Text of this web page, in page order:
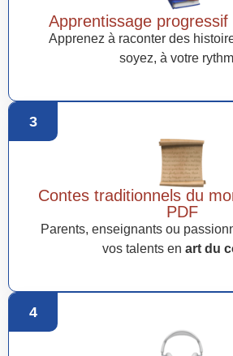
Apprentissage
Apprenez à raconter des
soyez, à votre
3
Contes traditionnels du
PDF
Parents, enseignants ou
vos talents en art du
4